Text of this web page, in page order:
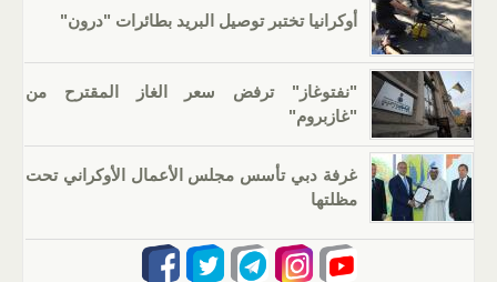
أوكرانيا تختبر توصيل البريد بطائرات "درون"
"نفتوغاز" ترفض سعر الغاز المقترح من
"غازبروم"
غرفة دبي تأسس مجلس الأعمال الأوكراني تحت
مظلتها